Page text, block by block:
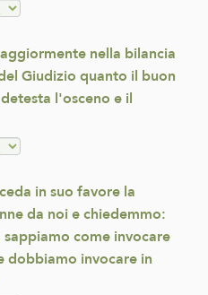
nella bilancia
Giudizio quanto il buon
l'osceno e il
in suo favore la
da noi e chiedemmo:
come invocare
dobbiamo invocare in